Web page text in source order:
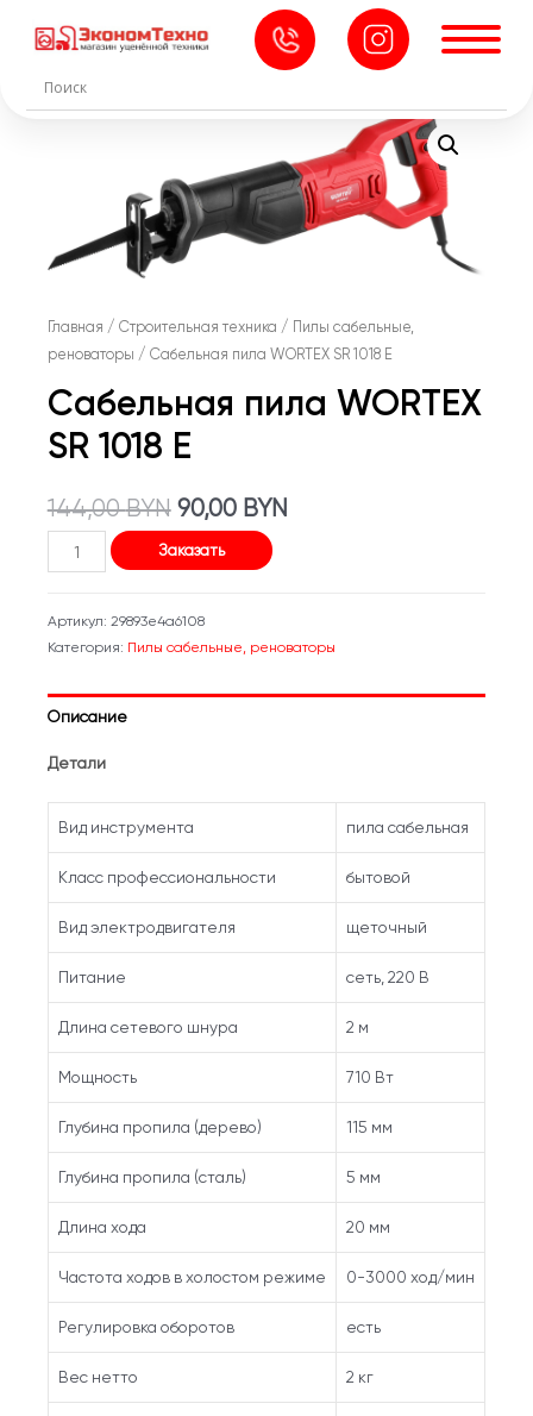
Главная / Строительная техника / Пилы сабельные,
реноваторы / Сабельная пила WORTEX SR 1018 E
Сабельная пила WORTEX
SR 1018 E
144,00BYN Первоначальная
цена
144,00 BYN.
90,00 BYNТекущая
Количество
товара
пила
SR
1018
E
Заказать
Артикул: 29893e4a6108
Категория: Пилы сабельные, реноваторы
Описание
Детали
Вид инструмента пила сабельная
Класс профессиональности бытовой
Вид электродвигателя щеточный
Питание сеть, 220 В
Длина сетевого шнура 2 м
Мощность 710 Вт
Глубина пропила (дерево) 115 мм
Глубина пропила (сталь) 5 мм
Длина хода 20 мм
Частота ходов в холостом режиме 0-3000 ход/мин
Регулировка оборотов есть
Вес нетто 2 кг